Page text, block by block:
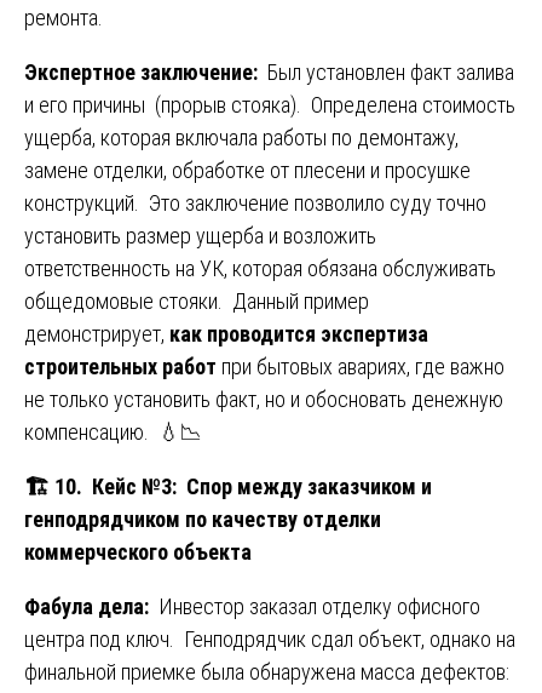
ремонта.
Экспертное заключение: Был установлен факт залива
и его причины (прорыв стояка). Определена стоимость
ущерба, которая включала работы по демонтажу,
замене отделки, обработке от плесени и просушке
конструкций. Это заключение позволило суду точно
установить размер ущерба и возложить
ответственность на УК, которая обязана обслуживать
общедомовые стояки. Данный пример
демонстрирует, как проводится экспертиза
строительных работ при бытовых авариях, где важно
не только установить факт, но и обосновать денежную
компенсацию. 💧📉
🏗️ 10. Кейс №3: Спор между заказчиком и
генподрядчиком по качеству отделки
коммерческого объекта
Фабула дела: Инвестор заказал отделку офисного
центра под ключ. Генподрядчик сдал объект, однако на
финальной приемке была обнаружена масса дефектов: